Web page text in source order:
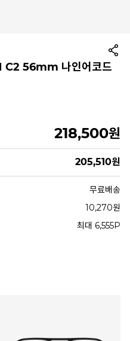
C2 56mm 나인어코드
218,500원
205,510원
무료배송
10,270원
최대 6,555P